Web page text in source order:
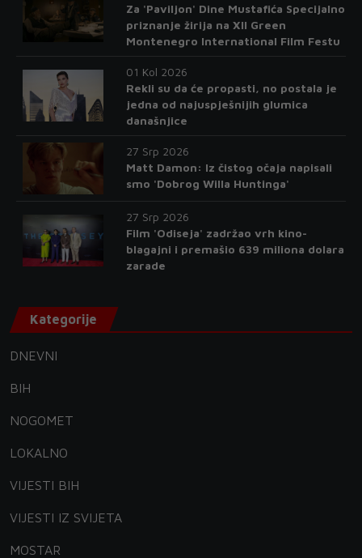
Za 'Paviljon' Dine Mustafića Specijalno
priznanje žirija na XII Green
Montenegro International Film Festu
01 Kol 2026
Rekli su da će propasti, no postala je
jedna od najuspješnijih glumica
današnjice
27 Srp 2026
Matt Damon: Iz čistog očaja napisali
smo 'Dobrog Willa Huntinga'
27 Srp 2026
Film 'Odiseja' zadržao vrh kino-
blagajni i premašio 639 miliona dolara
zarade
Kategorije
DNEVNI
BIH
NOGOMET
LOKALNO
VIJESTI BIH
VIJESTI IZ SVIJETA
MOSTAR